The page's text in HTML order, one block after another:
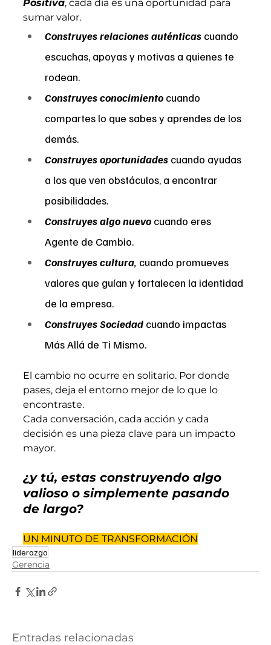
Positiva, cada día es una oportunidad para
sumar valor.
Construyes relaciones auténticas cuando
escuchas, apoyas y motivas a quienes te
rodean.
Construyes conocimiento cuando
compartes lo que sabes y aprendes de los
demás.
Construyes oportunidades cuando ayudas
a los que ven obstáculos, a encontrar
posibilidades.
Construyes algo nuevo cuando eres
Agente de Cambio.
Construyes cultura, cuando promueves
valores que guían y fortalecen la identidad
de la empresa.
Construyes Sociedad cuando impactas
Más Allá de Ti Mismo.
El cambio no ocurre en solitario. Por donde
pases, deja el entorno mejor de lo que lo
encontraste.
Cada conversación, cada acción y cada
decisión es una pieza clave para un impacto
mayor.
¿y tú, estas construyendo algo
valioso o simplemente pasando
de largo?
UN MINUTO DE TRANSFORMACIÓN
liderazgo
Gerencia
Entradas relacionadas